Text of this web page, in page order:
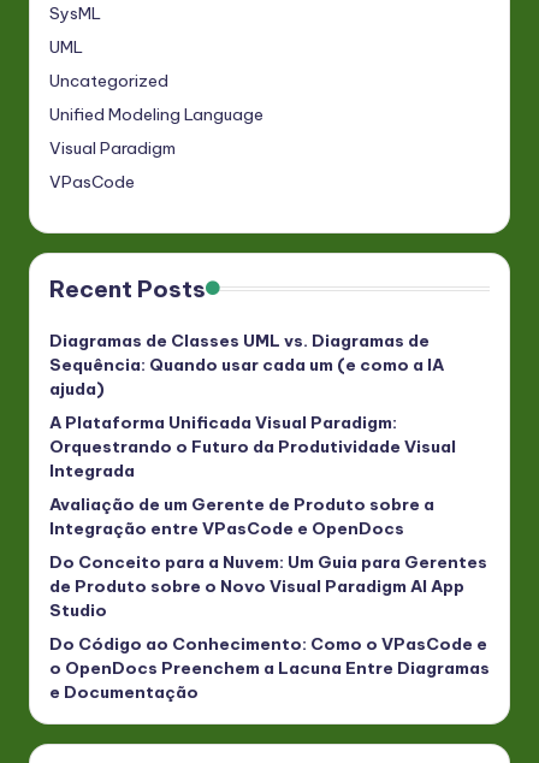
SysML
UML
Uncategorized
Unified Modeling Language
Visual Paradigm
VPasCode
Recent Posts
Diagramas de Classes UML vs. Diagramas de
Sequência: Quando usar cada um (e como a IA
ajuda)
A Plataforma Unificada Visual Paradigm:
Orquestrando o Futuro da Produtividade Visual
Integrada
Avaliação de um Gerente de Produto sobre a
Integração entre VPasCode e OpenDocs
Do Conceito para a Nuvem: Um Guia para Gerentes
de Produto sobre o Novo Visual Paradigm AI App
Studio
Do Código ao Conhecimento: Como o VPasCode e
o OpenDocs Preenchem a Lacuna Entre Diagramas
e Documentação